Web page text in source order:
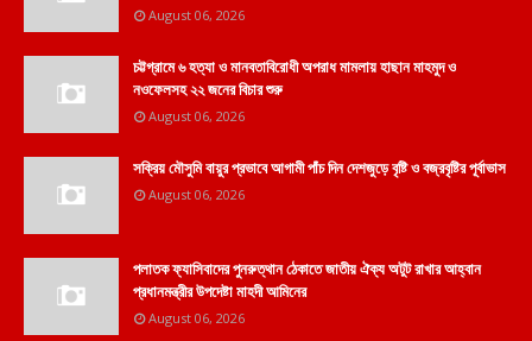
August 06, 2026
চট্টগ্রামে ৬ হত্যা ও মানবতাবিরোধী অপরাধ মামলায় হাছান মাহমুদ ও
নওফেলসহ ২২ জনের বিচার শুরু
August 06, 2026
সক্রিয় মৌসুমি বায়ুর প্রভাবে আগামী পাঁচ দিন দেশজুড়ে বৃষ্টি ও বজ্রবৃষ্টির পূর্বাভাস
August 06, 2026
পলাতক ফ্যাসিবাদের পুনরুত্থান ঠেকাতে জাতীয় ঐক্য অটুট রাখার আহ্বান
প্রধানমন্ত্রীর উপদেষ্টা মাহদী আমিনের
August 06, 2026